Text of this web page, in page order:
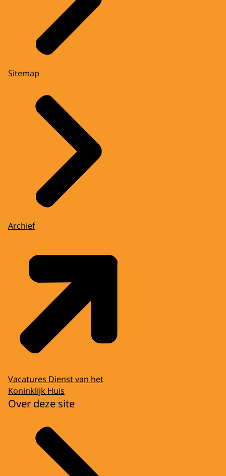
Sitemap
Archief
Vacatures Dienst van het
Koninklijk Huis
Over deze site